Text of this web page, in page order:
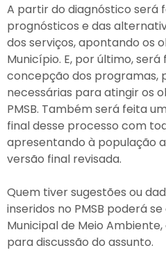
A partir do diagnóstico será
prognósticos e das
dos serviços, apontando os
Município. E, por último,
concepção dos programas,
necessárias para atingir os
PMSB. Também será feita
final desse processo com
apresentando à população
versão final revisada.
Quem tiver sugestões ou
inseridos no PMSB poderá
Municipal de Meio
para discussão do assunto.